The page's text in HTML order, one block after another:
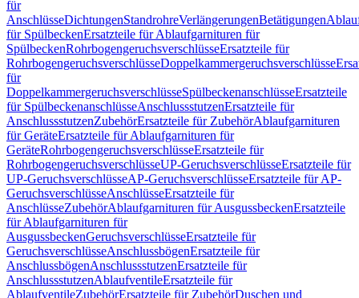
für
AnschlüsseDichtungenStandrohreVerlängerungenBetätigungen
für SpülbeckenErsatzteile für Ablaufgarnituren für
SpülbeckenRohrbogengeruchsverschlüsseErsatzteile für
RohrbogengeruchsverschlüsseDoppelkammergeruchsverschlüsse
für
DoppelkammergeruchsverschlüsseSpülbeckenanschlüsseErsatzteile
für SpülbeckenanschlüsseAnschlussstutzenErsatzteile für
AnschlussstutzenZubehörErsatzteile für ZubehörAblaufgarnituren
für GeräteErsatzteile für Ablaufgarnituren für
GeräteRohrbogengeruchsverschlüsseErsatzteile für
RohrbogengeruchsverschlüsseUP-GeruchsverschlüsseErsatzteile für
UP-GeruchsverschlüsseAP-GeruchsverschlüsseErsatzteile für AP-
GeruchsverschlüsseAnschlüsseErsatzteile für
AnschlüsseZubehörAblaufgarnituren für AusgussbeckenErsatzteile
für Ablaufgarnituren für
AusgussbeckenGeruchsverschlüsseErsatzteile für
GeruchsverschlüsseAnschlussbögenErsatzteile für
AnschlussbögenAnschlussstutzenErsatzteile für
AnschlussstutzenAblaufventileErsatzteile für
AblaufventileZubehörErsatzteile für ZubehörDuschen und